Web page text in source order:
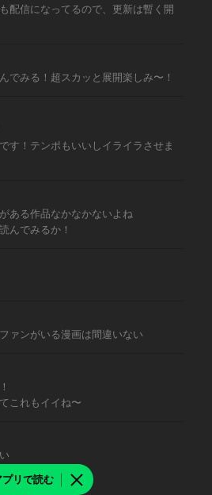
プリで読む
配信になってるので、更新は暫く開
でみる！超スカッと展開楽しみ〜！
す！テンポもいいしイライラさせま
ある作品なかなかないよね
んでみるか！
ァンがいる漫画は間違いない
これもイイね〜